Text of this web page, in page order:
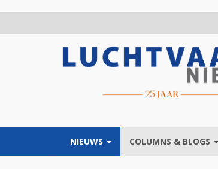
NIEUWS COLUMNS & BLOGS